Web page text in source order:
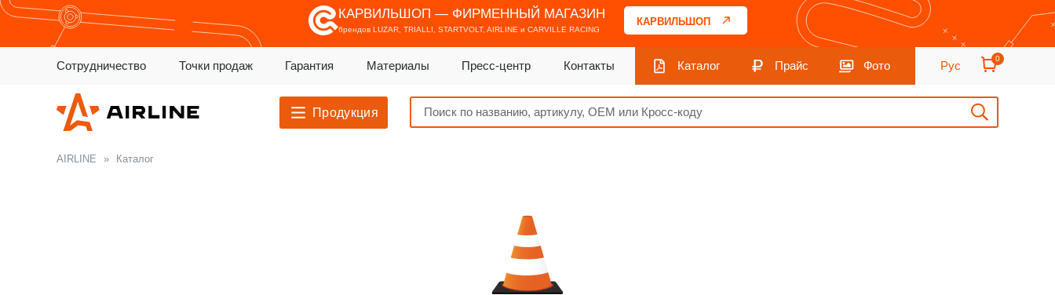
КАРВИЛЬШОП — ФИРМЕННЫЙ МАГАЗИН
брендов LUZAR, TRIALLI, STARTVOLT, AIRLINE и CARVILLE RACING
КАРВИЛЬШОП
Сотрудничество Точки продаж Гарантия Материалы Пресс-центр Контакты Каталог Прайс Фото Рус
0
Продукция
AIRLINE » Каталог